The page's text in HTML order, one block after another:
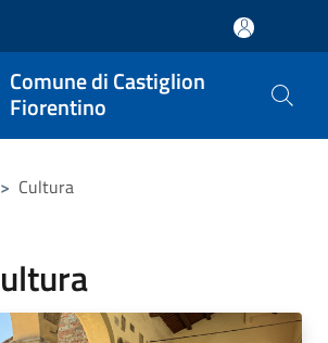
Comune di Castiglion
Fiorentino
> Cultura